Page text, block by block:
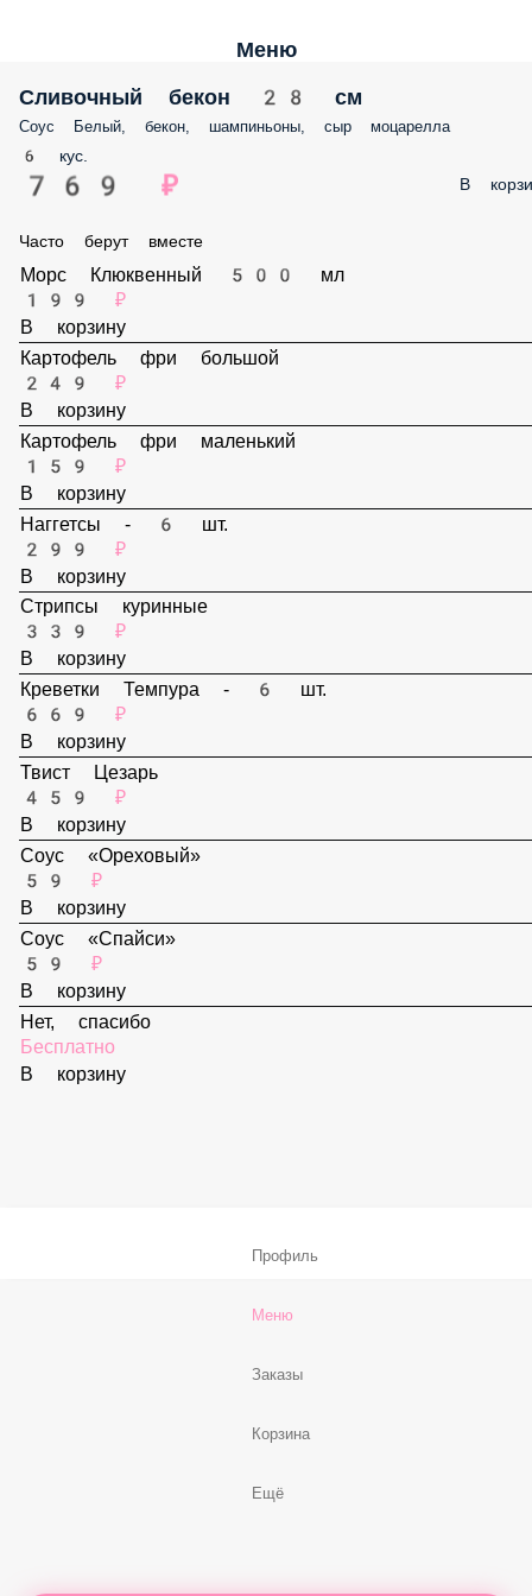
Меню
Сливочный бекон 28 см
Соус Белый, бекон, шампиньоны, сыр моцарелла
6 кус.
769 ₽ В
Часто берут вместе
Морс Клюквенный 500 мл
199 ₽
В корзину
Картофель фри большой
249 ₽
В корзину
Картофель фри маленький
159 ₽
В корзину
Наггетсы - 6 шт.
299 ₽
В корзину
Стрипсы куринные
339 ₽
В корзину
Креветки Темпура - 6 шт.
669 ₽
В корзину
Твист Цезарь
459 ₽
В корзину
Соус «Ореховый»
59 ₽
Профиль